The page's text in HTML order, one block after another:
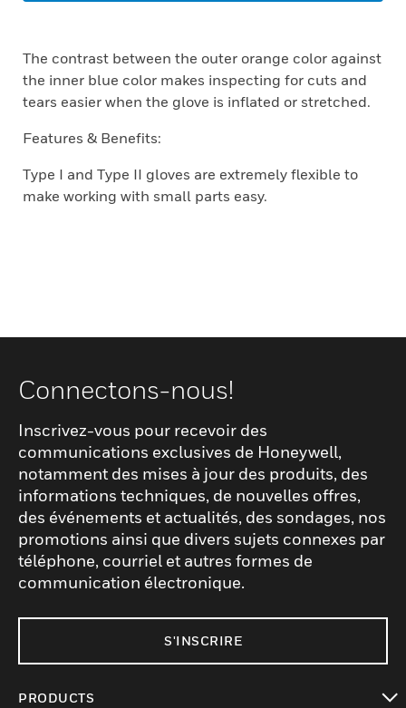
The contrast between the outer orange color against
the inner blue color makes inspecting for cuts and
tears easier when the glove is inflated or stretched.
Features & Benefits:
Type I and Type II gloves are extremely flexible to
make working with small parts easy.
Connectons-nous!
Inscrivez-vous pour recevoir des
communications exclusives de Honeywell,
notamment des mises à jour des produits, des
informations techniques, de nouvelles offres,
des événements et actualités, des sondages, nos
promotions ainsi que divers sujets connexes par
téléphone, courriel et autres formes de
communication électronique.
S'INSCRIRE
PRODUCTS